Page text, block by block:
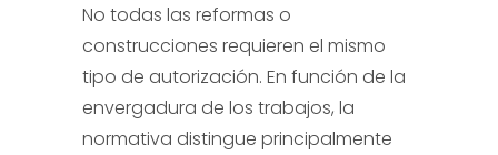
No todas las reformas o
construcciones requieren el mismo
tipo de autorización. En función de la
envergadura de los trabajos, la
normativa distingue principalmente